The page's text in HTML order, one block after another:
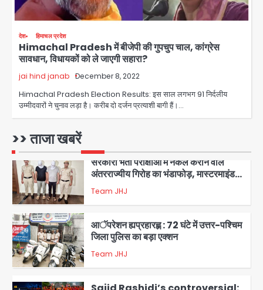
देश हिमाचल प्रदेश
Himachal Pradesh में बीजेपी की गुपचुप चाल, कांग्रेस
सावधान, विधायकों को ले जाएगी सहारा?
jai hind janab December 8, 2022
Himachal Pradesh Election Results: इस साल लगभग 91 निर्दलीय
उम्मीदवारों ने चुनाव लड़ा है। करीब दो दर्जन प्रत्याशी बागी हैं।…
>> ताजा खबरें
गौतमबुद्धनगर में 9 से 17 अगस्त तक चलेगा जन-
जागरूकता महाअभियान, डीएम ने की समीक्षा
बैठक
Avinash Kumar
2
एंटी-बर्गलरी सेल की बड़ी कामयाबी, चोरी के
माल की खरीद-फरोख्त करने वाले गिरोह का
3
सरकारी भर्ती परीक्षाओं में नकल कराने वाले
अंतरराज्यीय गिरोह का भंडाफोड़, मास्टरमाइंड
समेत 7 गिरफ्तार
Team JHJ
4
आॅपरेशन ह्यप्रहारह्ण : 72 घंटे में उत्तर-पश्चिम
जिला पुलिस का बड़ा एक्शन
Team JHJ